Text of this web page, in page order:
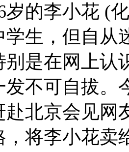
李小花 (化
学生，但自从
别是在网上认
发不可自拔。
赴北京会见网
，将李小花卖